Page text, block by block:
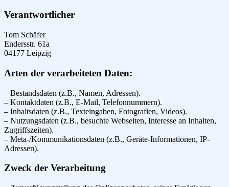
Verantwortlicher
Tom Schäfer
Endersstr. 61a
04177 Leipzig
Arten der verarbeiteten Daten:
– Bestandsdaten (z.B., Namen, Adressen).
– Kontaktdaten (z.B., E-Mail, Telefonnummern).
– Inhaltsdaten (z.B., Texteingaben, Fotografien, Videos).
– Nutzungsdaten (z.B., besuchte Webseiten, Interesse an Inhalten,
Zugriffszeiten).
– Meta-/Kommunikationsdaten (z.B., Geräte-Informationen, IP-
Adressen).
Zweck der Verarbeitung